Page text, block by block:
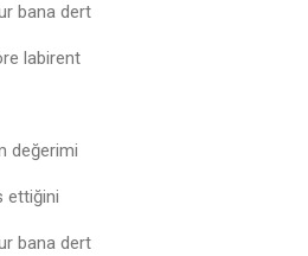
bana dert
labirent
değerimi
ettiğini
bana dert